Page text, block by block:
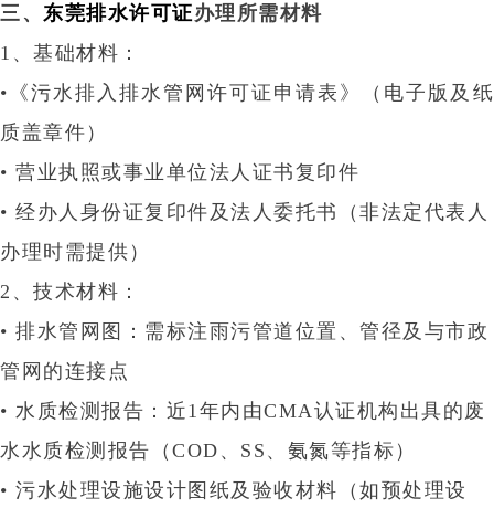
三、 东莞排水许可证办理所需材料‌
1、‌基础材料‌：
• 《污水排入排水管网许可证申请表》（电子版及纸
质盖章件）‌
• 营业执照或事业单位法人证书复印件‌
• 经办人身份证复印件及法人委托书（非法定代表人
办理时需提供）
2、‌技术材料‌：
•‌ 排水管网图‌：需标注雨污管道位置、管径及与市政
管网的连接点‌
•‌ 水质检测报告‌：近1年内由CMA认证机构出具的废
水水质检测报告（COD、SS、氨氮等指标）‌
• 污水处理设施设计图纸及验收材料（如预处理设